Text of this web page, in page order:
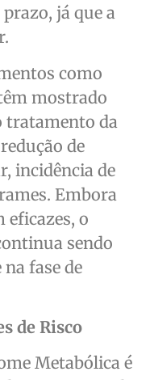
já que a
como
mostrado
tratamento da
de
incidência de
Embora
eficazes, o
sendo
fase de
de Risco
Metabólica é